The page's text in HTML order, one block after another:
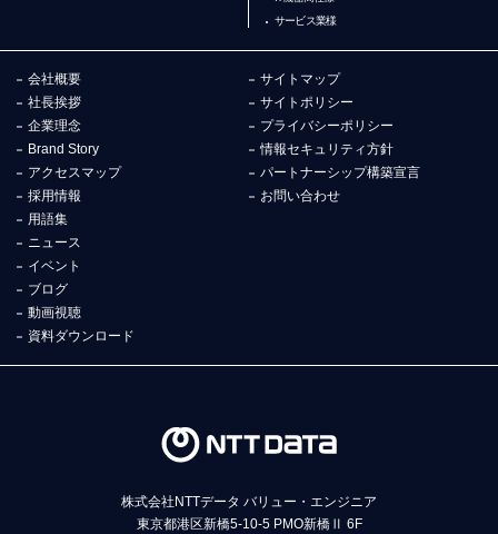
サービス業様
会社概要
社長挨拶
企業理念
Brand Story
アクセスマップ
採用情報
サイトマップ
サイトポリシー
プライバシーポリシー
情報セキュリティ方針
パートナーシップ構築宣言
お問い合わせ
用語集
ニュース
イベント
ブログ
動画視聴
資料ダウンロード
株式会社NTTデータ バリュー・エンジニア
東京都港区新橋5-10-5 PMO新橋Ⅱ 6F